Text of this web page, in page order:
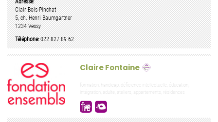
Adresse:
Clair Bois-Pinchat
5, ch. Henri Baumgartner
1234 Vessy
Téléphone:022 827 89 62
Claire Fontaine
formation, handicap, déficience intellectuelle, éducation,
intégration, adulte, ateliers, appartements, résidences